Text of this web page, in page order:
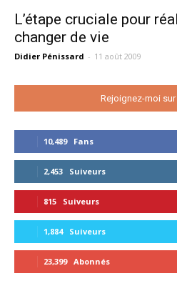
L’étape cruciale pour
changer de vie
Didier Pénissard - 11 août 2009
Rejoignez-moi sur
10,489 Fans
2,453 Suiveurs
815 Suiveurs
1,884 Suiveurs
23,399 Abonnés